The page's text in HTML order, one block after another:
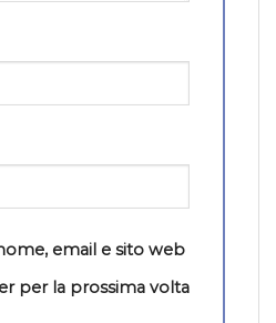
email e sito web
per la prossima volta